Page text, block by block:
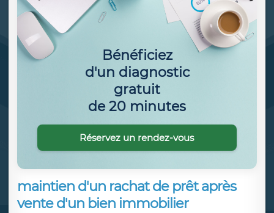
maintien d'un rachat de prêt après
vente d'un bien immobilier
Bénéficiez
d'un diagnostic
gratuit
de 20 minutes
Réservez un rendez-vous